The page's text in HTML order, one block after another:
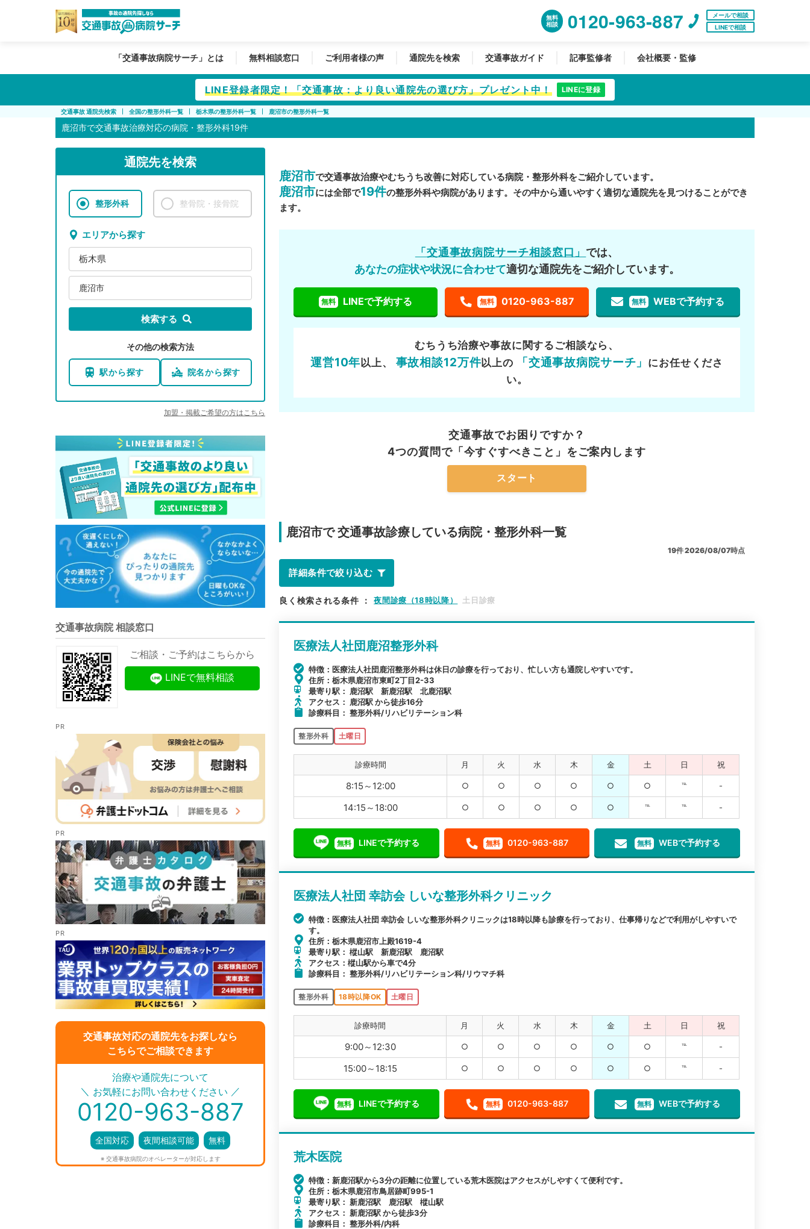
無料
相談
0120-963-887
メールで相談
LINEで相談
「交通事故病院サーチ」とは 無料相談窓口 ご利用者様の声 通院先を検索 交通事故ガイド 記事監修者 会社概要・監修
LINE登録者限定！「交通事故：より良い通院先の選び方」プレゼント中！ LINEに登録
交通事故 通院先検索 全国の整形外科一覧 栃木県の整形外科一覧 鹿沼市の整形外科一覧
鹿沼市で交通事故治療対応の病院・整形外科19件
通院先を検索
整形外科 整骨院・接骨院
エリアから探す
栃木県
鹿沼市
検索する
その他の検索方法
駅から探す 院名から探す
加盟・掲載ご希望の方はこちら
交通事故病院 相談窓口
ご相談・ご予約はこちらから
LINEで無料相談
交通事故対応の通院先をお探しなら
こちらでご相談できます
＼ ／
治療や通院先について
お気軽にお問い合わせください
0120-963-887
全国対応 夜間相談可能 無料
※ 交通事故病院のオペレーターが対応します
鹿沼市で交通事故治療やむちうち改善に対応している病院・整形外科をご紹介しています。
鹿沼市には全部で19件の整形外科や病院があります。その中から通いやすく適切な通院先を見つけることができ
ます。
「交通事故病院サーチ相談窓口」 では、
あなたの症状や状況に合わせて適切な通院先をご紹介しています。
無料 LINEで予約する 無料 0120-963-887 無料 WEBで予約する
むちうち治療や事故に関するご相談なら、
運営10年以上、 事故相談12万件以上の 「交通事故病院サーチ」 にお任せくださ
い。
交通事故でお困りですか？
4つの質問で「今すぐすべきこと」をご案内します
スタート
鹿沼市で 交通事故診療している病院・整形外科一覧
19件2026/08/07時点
詳細条件で絞り込む
良く検索される条件 ： 夜間診療（18時以降） 土日診療
医療法人社団鹿沼整形外科
特徴：医療法人社団鹿沼整形外科は休日の診療を行っており、忙しい方も通院しやすいです。
住所：栃木県鹿沼市東町2丁目2-33
最寄り駅： 鹿沼駅 新鹿沼駅 北鹿沼駅
アクセス： 鹿沼駅 から徒歩16分
診療科目： 整形外科/リハビリテーション科
整形外科 土曜日
診療時間 月 火 水 木 金 土 日 祝
8:15～12:00 ○ ○ ○ ○ ○ ○ ℡ -
14:15～18:00 ○ ○ ○ ○ ○ ℡ ℡ -
無料 LINEで予約する 無料 0120-963-887 無料 WEBで予約する
医療法人社団 幸訪会 しいな整形外科クリニック
特徴：医療法人社団 幸訪会 しいな整形外科クリニックは18時以降も診療を行っており、仕事帰りなどで利用がしやすいで
す。
住所：栃木県鹿沼市上殿1619-4
最寄り駅： 樅山駅 新鹿沼駅 鹿沼駅
アクセス：樅山駅から車で4分
診療科目： 整形外科/リハビリテーション科/リウマチ科
整形外科 18時以降OK 土曜日
診療時間 月 火 水 木 金 土 日 祝
9:00～12:30 ○ ○ ○ ○ ○ ○ ℡ -
15:00～18:15 ○ ○ ○ ○ ○ ○ ℡ -
無料 LINEで予約する 無料 0120-963-887 無料 WEBで予約する
荒木医院
特徴：新鹿沼駅から3分の距離に位置している荒木医院はアクセスがしやすくて便利です。
住所：栃木県鹿沼市鳥居跡町995-1
最寄り駅： 新鹿沼駅 鹿沼駅 樅山駅
アクセス： 新鹿沼駅 から徒歩3分
診療科目： 整形外科/内科